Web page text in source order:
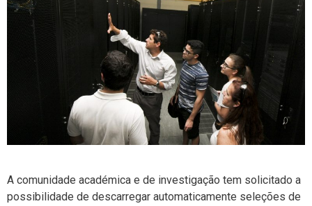
A comunidade académica e de investigação tem solicitado a
possibilidade de descarregar automaticamente seleções de